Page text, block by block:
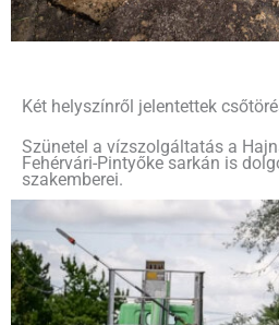
Két helyszínről jelentettek
Szünetel a vízszolgáltatás a
Fehérvári-Pintyőke sarkán is
szakemberei.